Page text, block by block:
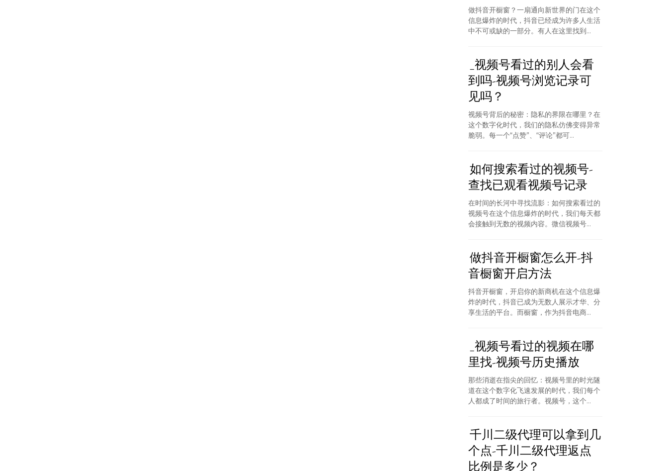
做抖音开橱窗？一扇通向新世界的门在这个
信息爆炸的时代，抖音已经成为许多人生活
中不可或缺的一部分。有人在这里找到...
_视频号看过的别人会看
到吗-视频号浏览记录可
见吗？
视频号背后的秘密：隐私的界限在哪里？在
这个数字化时代，我们的隐私仿佛变得异常
脆弱。每一个“点赞”、“评论”都可...
如何搜索看过的视频号-
查找已观看视频号记录
在时间的长河中寻找流影：如何搜索看过的
视频号在这个信息爆炸的时代，我们每天都
会接触到无数的视频内容。微信视频号...
做抖音开橱窗怎么开-抖
音橱窗开启方法
抖音开橱窗，开启你的新商机在这个信息爆
炸的时代，抖音已成为无数人展示才华、分
享生活的平台。而橱窗，作为抖音电商...
_视频号看过的视频在哪
里找-视频号历史播放
那些消逝在指尖的回忆：视频号里的时光隧
道在这个数字化飞速发展的时代，我们每个
人都成了时间的旅行者。视频号，这个...
千川二级代理可以拿到几
个点-千川二级代理返点
比例是多少？